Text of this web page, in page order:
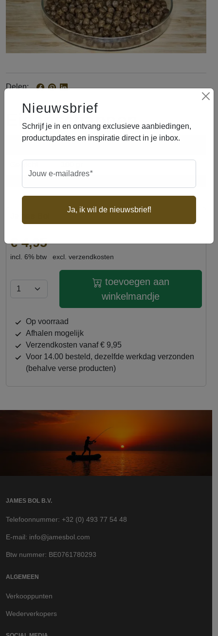
79d84eb8
Nieuwsbrief
Schrijf je in en ontvang exclusieve aanbiedingen,
productupdates en inspiratie direct in je inbox.
Jouw e-mailadres*verplicht
3d9ed1cb
w9656862
59068caf
3e3e5665
772d8b4a
38f04c28
Ja, ik wil de nieuwsbrief!
Delen
eigenschappen
merk
maat
6,1521E+12
ingrediënten
Niet voor menselijke consumptie.
Vezel:2.1%.Ruw Vet : 7%.Ruw As :6.6%
Calcium :1.1%,Fosfor:1.06%, Natrium :0.3%
Tarwekiemen Sojaschroot
Monopropyleenglycol
€ 4,95
incl. 6% btw excl. verzendkosten
toevoegen aan
winkelmandje
op voorraad
afhalen mogelijk
verzendkosten vanaf € 9,95
Voor 14.00 besteld, dezelfde werkdag verzonden
(behalve verse producten)
JAMES BOL B.V.
Telefoonnummer: +32 (0) 493 77 54 48
E-mail: info@jamesbol.com
Btw nummer: BE0761780293
ALGEMEEN
Verkooppunten
Wederverkopers